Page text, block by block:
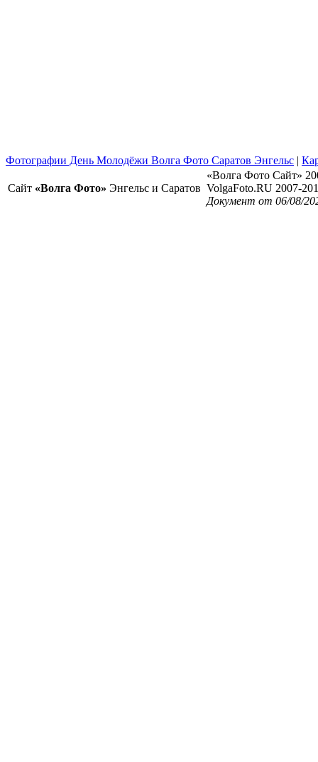
Фотографии День Молодёжи Волга Фото Саратов Энгельс |
Сайт «Волга Фото» Энгельс и Саратов
«Волга Фото Сайт»
VolgaFoto.RU 2007-
Документ от 06/08/